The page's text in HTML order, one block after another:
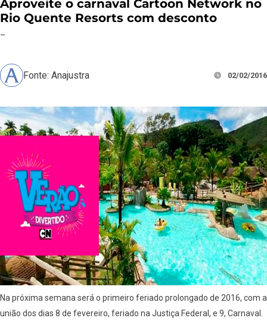
Aproveite o carnaval Cartoon Network no
Rio Quente Resorts com desconto
–
Fonte: Anajustra 02/02/2016
Na próxima semana será o primeiro feriado prolongado de 2016, com a
união dos dias 8 de fevereiro, feriado na Justiça Federal, e 9, Carnaval.